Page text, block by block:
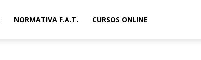
NORMATIVA F.A.T. CURSOS ONLINE